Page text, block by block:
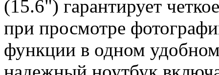
(15.6") гарантирует
при просмотре
функции в одном